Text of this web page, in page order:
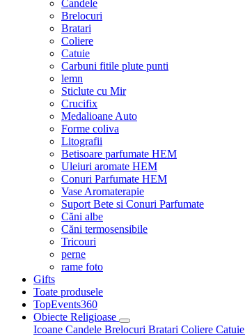
Candele
Brelocuri
Bratari
Coliere
Catuie
Carbuni fitile plute punti
lemn
Sticlute cu Mir
Crucifix
Medalioane Auto
Forme coliva
Litografii
Betisoare parfumate HEM
Uleiuri aromate HEM
Conuri Parfumate HEM
Vase Aromaterapie
Suport Bete si Conuri Parfumate
Căni albe
Căni termosensibile
Tricouri
perne
rame foto
Gifts
Toate produsele
TopEvents360
Obiecte Religioase
Icoane Candele Brelocuri Bratari Coliere Catuie